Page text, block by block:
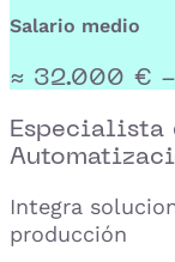
Salario medio
≈ 32.000 €
Especialista
Integra
producción